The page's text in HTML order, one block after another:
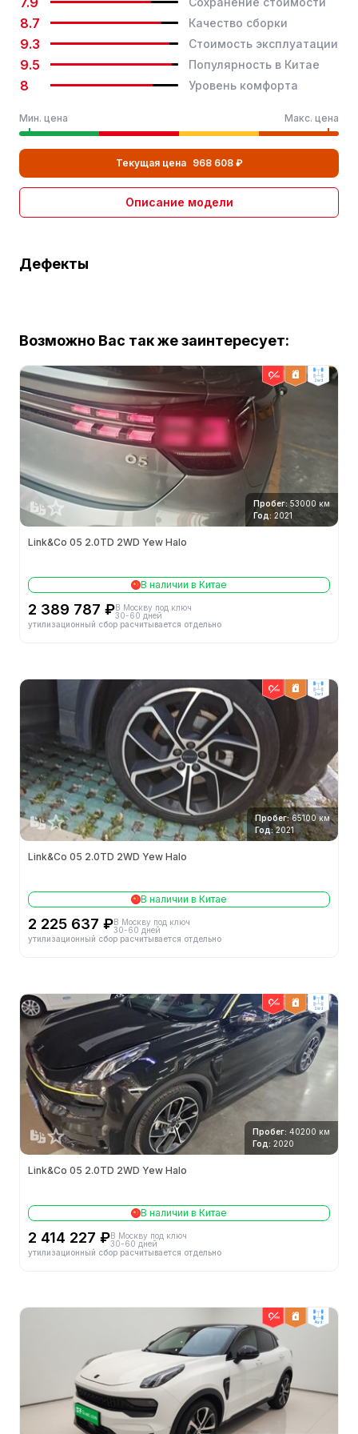
Размер передней шины 235/45 R20
Размер задних шин 235/45 R20
Подушка безопасности водителя
Подушка безопасности пассажира
Передние боковые подушки безопасности
Распределение тормозных усилий (EBD/CBC и т.д.)
Система помощи при торможении (EBA/BAS/BA и т.д.)
Противобуксовочная система (ASR/TCS/TRC и т.д.)
Контроль устойчивости (ESC/ESP/DSC и т.д.)
Вспомогательные средства управления
Автоматическая парковка
Параллельная помощь
Система предупреждения о выезде за пределы
полосы движения
Адаптивный круиз-контроль
Передний радар
Автоматическая парковка
Адаптивный круиз-
автомобиля задним ходом
Внешняя конфигурация
Панорамный световой люк
Алюминиевые легкосплавные диски
Центральный замок в автомобиле
Система запуска без ключа
Система бесключевого доступа
Электронная иммобилизация двигателя
Внутренняя конфигурация
Многофункциональное рулевое колесо
8.7 Качество сборки
9.3 Стоимость эксплуатации
9.5 Популярность в Китае
8 Уровень комфорта
Мин. цена Макс. цена
Текущая цена 968 608 ₽
Описание модели
Дефекты
Возможно Вас так же заинтересует:
2wd
Пробег: 53000 км
Год: 2021
Link&Co 05 2.0TD 2WD Yew Halo
В наличии в Китае
2 389 787 ₽В Москву под ключ
30-60 дней
утилизационный сбор расчитывается отдельно
2wd
Пробег: 65100 км
Год: 2021
Link&Co 05 2.0TD 2WD Yew Halo
В наличии в Китае
2 225 637 ₽В Москву под ключ
30-60 дней
утилизационный сбор расчитывается отдельно
2wd
Пробег: 40200 км
Год: 2020
Link&Co 05 2.0TD 2WD Yew Halo
В наличии в Китае
2 414 227 ₽В Москву под ключ
30-60 дней
утилизационный сбор расчитывается отдельно
4wd